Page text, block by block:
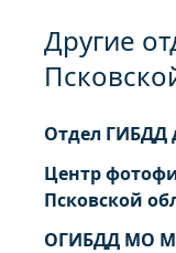
Другие
Отдел ГИБДД
Центр
Псковской
ОГИБДД МО